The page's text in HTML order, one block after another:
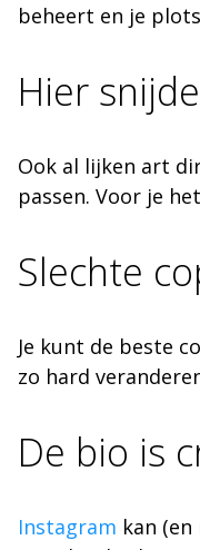
beheert en je
Hier
Ook al lijken art
passen. Voor je
Slechte
Je kunt de beste
zo hard
De bio is
Instagram kan